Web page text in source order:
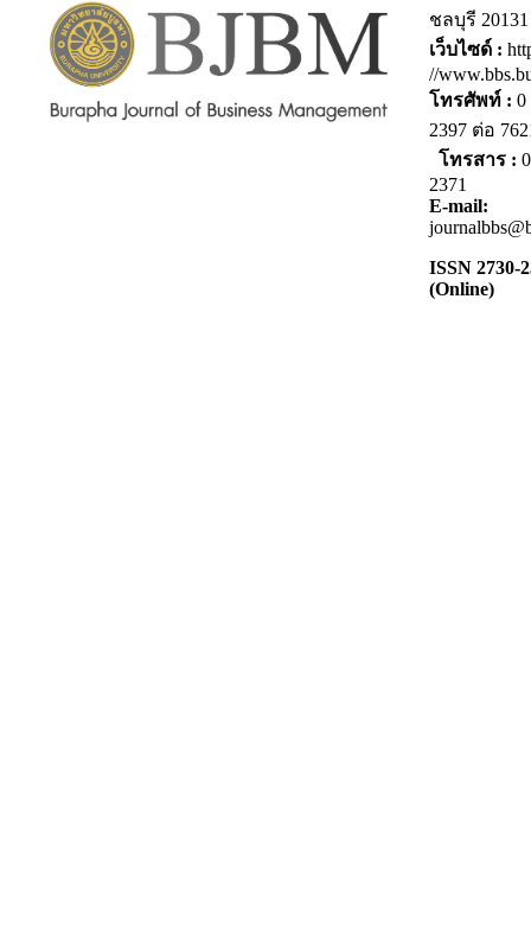
ชลบุรี 20131
เว็บไซด์ :
//
โทรศัพท์ : 0
2397 ต่อ
โทรสาร :
2371
E-mail:
ISSN 2730-
(Online)